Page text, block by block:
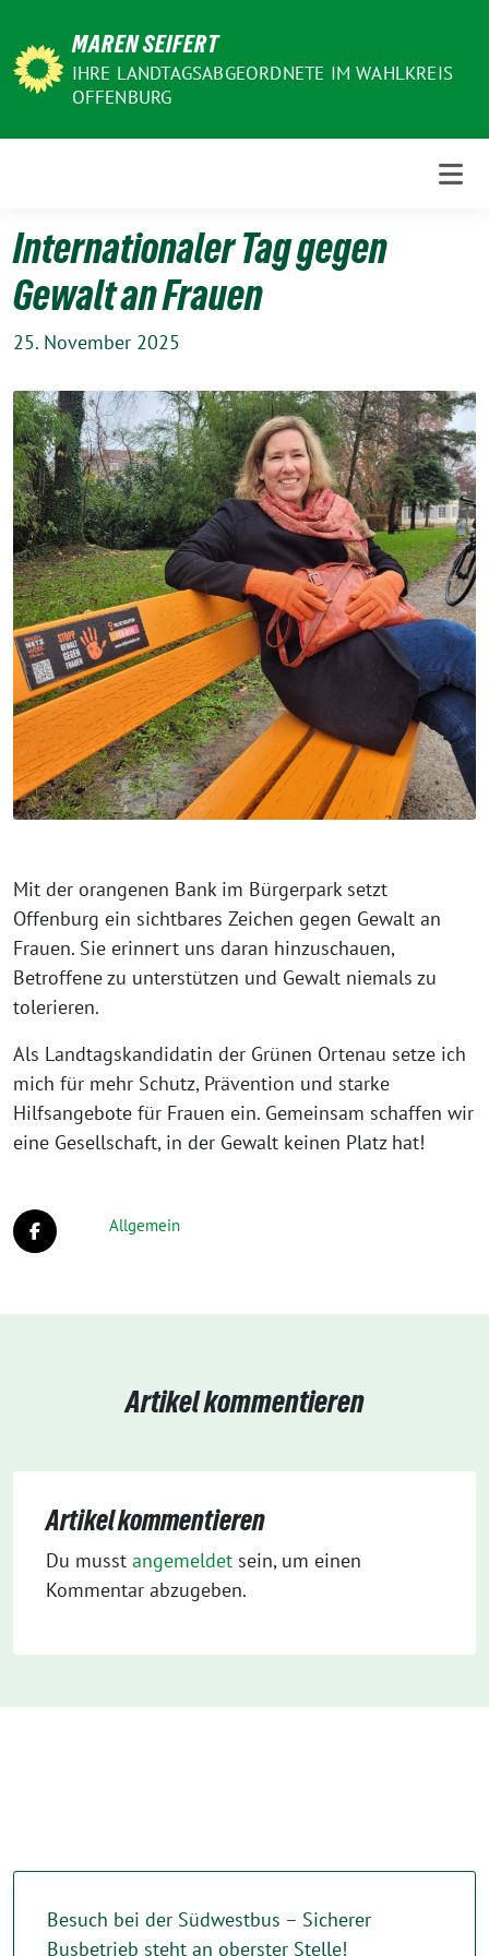
zum
Inhalt
MAREN SEIFERT
IHRE LANDTAGSABGEORDNETE IM WAHLKREIS
OFFENBURG
Internationaler Tag gegen
Gewalt an Frauen
25. November 2025
Mit der orangenen Bank im Bürgerpark setzt
Offenburg ein sichtbares Zeichen gegen Gewalt an
Frauen. Sie erinnert uns daran hinzuschauen,
Betroffene zu unterstützen und Gewalt niemals zu
tolerieren.
Als Landtagskandidatin der Grünen Ortenau setze ich
mich für mehr Schutz, Prävention und starke
Hilfsangebote für Frauen ein. Gemeinsam schaffen wir
eine Gesellschaft, in der Gewalt keinen Platz hat!
Allgemein
Artikel kommentieren
Artikel kommentieren
Du musst angemeldet sein, um einen
Kommentar abzugeben.
Besuch bei der Südwestbus – Sicherer
Busbetrieb steht an oberster Stelle!